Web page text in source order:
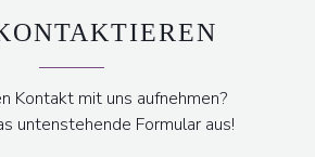
Kontakt mit uns aufnehmen?
untenstehende Formular aus!